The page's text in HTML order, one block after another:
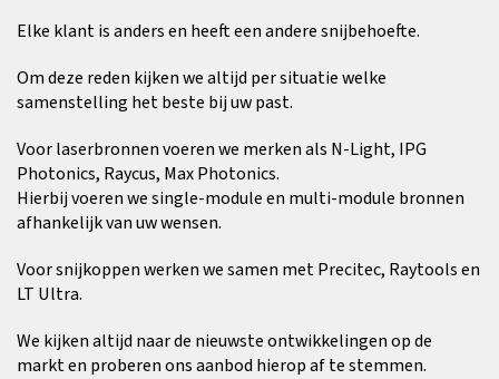
Elke klant is anders en heeft een andere snijbehoefte.
Om deze reden kijken we altijd per situatie welke
samenstelling het beste bij uw past.
Voor laserbronnen voeren we merken als N-Light, IPG
Photonics, Raycus, Max Photonics.
Hierbij voeren we single-module en multi-module bronnen
afhankelijk van uw wensen.
Voor snijkoppen werken we samen met Precitec, Raytools en
LT Ultra.
We kijken altijd naar de nieuwste ontwikkelingen op de
markt en proberen ons aanbod hierop af te stemmen.